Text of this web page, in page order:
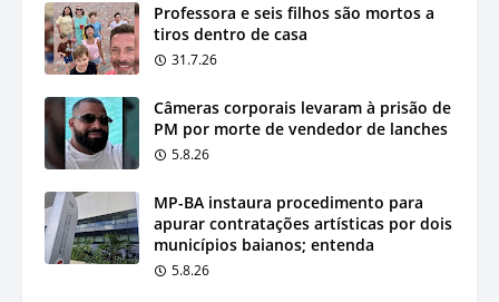
Professora e seis filhos são mortos a
tiros dentro de casa
31.7.26
Câmeras corporais levaram à prisão de
PM por morte de vendedor de lanches
5.8.26
MP-BA instaura procedimento para
apurar contratações artísticas por dois
municípios baianos; entenda
5.8.26